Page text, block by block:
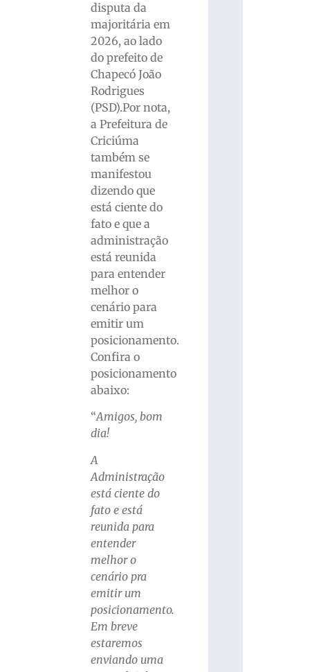
disputa da
majoritária em
2026, ao lado
do prefeito de
Chapecó João
Rodrigues
(PSD).Por nota,
a Prefeitura de
Criciúma
também se
manifestou
dizendo que
está ciente do
fato e que a
administração
está reunida
para entender
melhor o
cenário para
emitir um
posicionamento.
Confira o
posicionamento
abaixo:
“Amigos, bom
dia!
A
Administração
está ciente do
fato e está
reunida para
entender
melhor o
cenário pra
emitir um
posicionamento.
Em breve
estaremos
enviando uma